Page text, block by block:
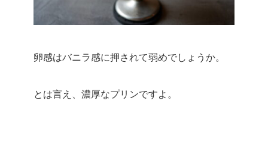
卵感はバニラ感に押されて弱めでしょうか。
とは言え、濃厚なプリンですよ。